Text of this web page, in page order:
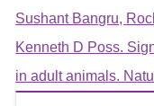
Sushant Bangru,
Kenneth D Poss.
in adult animals.